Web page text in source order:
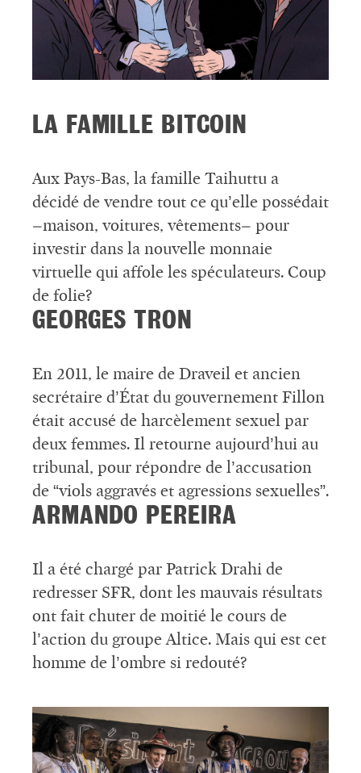
LA FAMILLE BITCOIN
Aux Pays-Bas, la famille Taihuttu a
décidé de vendre tout ce qu’elle possédait
–maison, voitures, vêtements– pour
investir dans la nouvelle monnaie
virtuelle qui affole les spéculateurs. Coup
de folie?
GEORGES TRON
En 2011, le maire de Draveil et ancien
secrétaire d’État du gouvernement Fillon
était accusé de harcèlement sexuel par
deux femmes. Il retourne aujourd’hui au
tribunal, pour répondre de l’accusation
de “viols aggravés et agressions sexuelles”.
ARMANDO PEREIRA
Il a été chargé par Patrick Drahi de
redresser SFR, dont les mauvais résultats
ont fait chuter de moitié le cours de
l’action du groupe Altice. Mais qui est cet
homme de l’ombre si redouté?